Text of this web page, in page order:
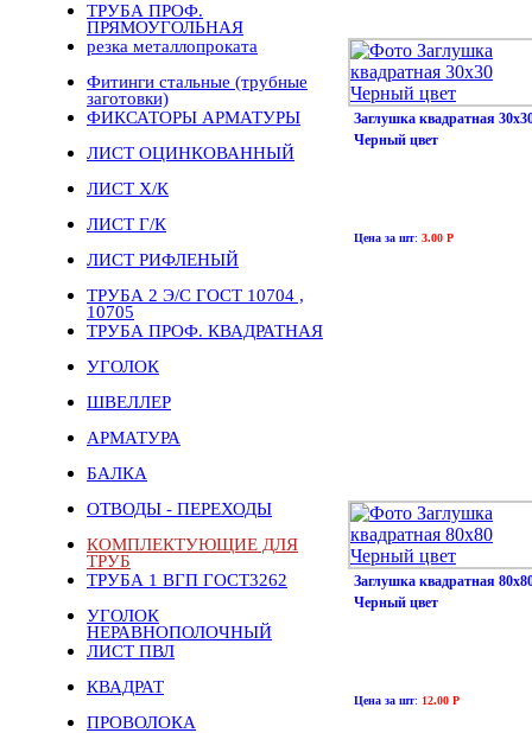
ТРУБА ПРОФ.
ПРЯМОУГОЛЬНАЯ
резка металлопроката
Фитинги стальные (трубные
заготовки)
ФИКСАТОРЫ АРМАТУРЫ
ЛИСТ ОЦИНКОВАННЫЙ
ЛИСТ Х/К
ЛИСТ Г/К
ЛИСТ РИФЛЕНЫЙ
ТРУБА 2 Э/С ГОСТ 10704 ,
10705
ТРУБА ПРОФ. КВАДРАТНАЯ
УГОЛОК
ШВЕЛЛЕР
АРМАТУРА
БАЛКА
ОТВОДЫ - ПЕРЕХОДЫ
КОМПЛЕКТУЮЩИЕ ДЛЯ
ТРУБ
ТРУБА 1 ВГП ГОСТ3262
УГОЛОК
НЕРАВНОПОЛОЧНЫЙ
ЛИСТ ПВЛ
КВАДРАТ
ПРОВОЛОКА
Заглушка квадратная
Черный цвет
Цена за шт: 3.00 Р
Заглушка квадратная
Черный цвет
Цена за шт: 12.00 Р